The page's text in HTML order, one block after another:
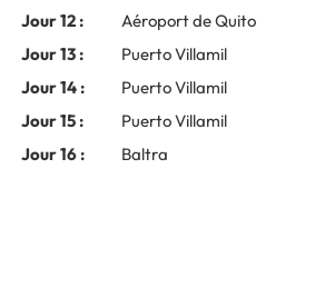
Jour 12 :
Aéroport de Quito
Jour 13 :
Puerto Villamil
Jour 14 :
Puerto Villamil
Jour 15 :
Puerto Villamil
Jour 16 :
Baltra